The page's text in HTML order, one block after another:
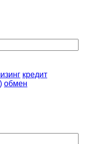
кредит
обмен